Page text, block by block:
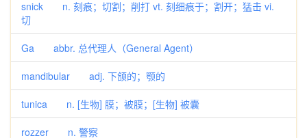
snick n. 刻痕；切割；削打 vt. 刻细痕于；割开；猛击 vi.
切
Ga abbr. 总代理人（General Agent）
mandibular adj. 下颌的；颚的
tunica n. [生物] 膜；被膜；[生物] 被囊
rozzer n. 警察